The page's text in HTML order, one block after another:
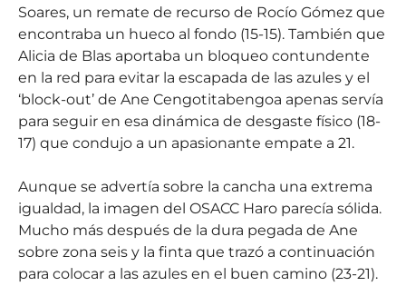
Soares, un remate de recurso de Rocío Gómez que
encontraba un hueco al fondo (15-15). También que
Alicia de Blas aportaba un bloqueo contundente
en la red para evitar la escapada de las azules y el
‘block-out’ de Ane Cengotitabengoa apenas servía
para seguir en esa dinámica de desgaste físico (18-
17) que condujo a un apasionante empate a 21.
Aunque se advertía sobre la cancha una extrema
igualdad, la imagen del OSACC Haro parecía sólida.
Mucho más después de la dura pegada de Ane
sobre zona seis y la finta que trazó a continuación
para colocar a las azules en el buen camino (23-21).